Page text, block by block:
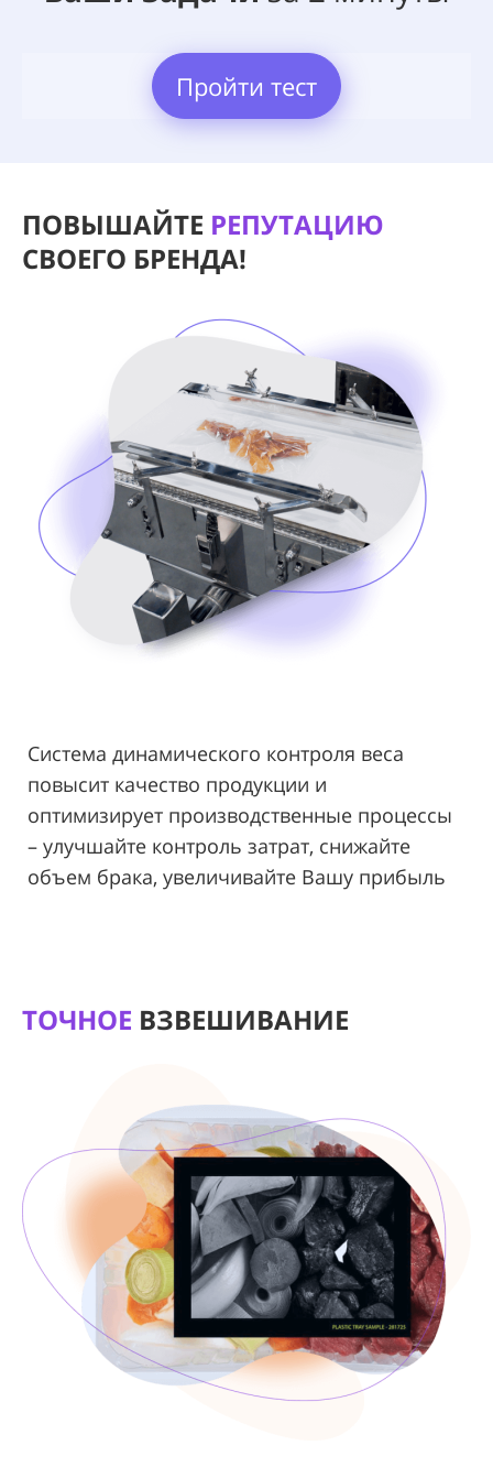
Пройти тест
ПОВЫШАЙТЕ РЕПУТАЦИЮ
СВОЕГО БРЕНДА!
Система динамического контроля веса
повысит качество продукции и
оптимизирует производственные процессы
– улучшайте контроль затрат, снижайте
объем брака, увеличивайте Вашу прибыль
ТОЧНОЕ ВЗВЕШИВАНИЕ